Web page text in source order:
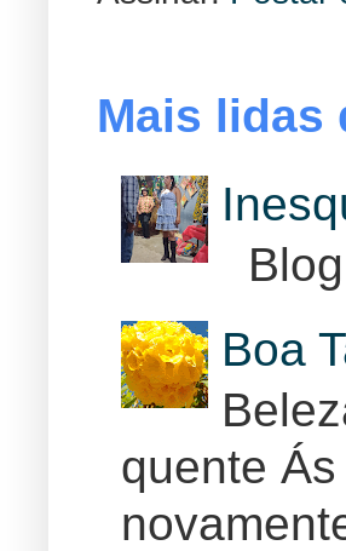
Mais lidas
Boa
quente